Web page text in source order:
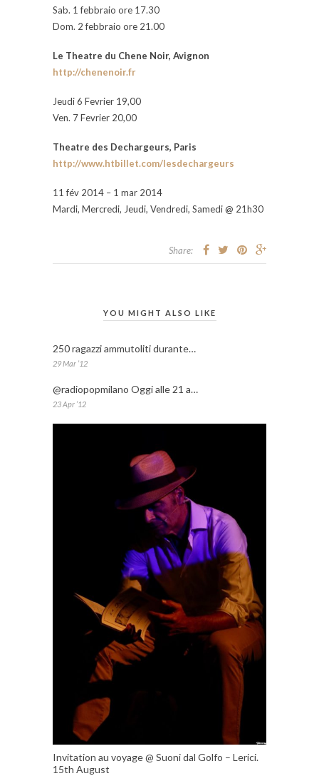
Sab. 1 febbraio ore 17.30
Dom. 2 febbraio ore 21.00
Le Theatre du Chene Noir, Avignon
http://chenenoir.fr
Jeudi 6 Fevrier 19,00
Ven. 7 Fevrier 20,00
Theatre des Dechargeurs, Paris
http://www.htbillet.com/lesdechargeurs
11 fév 2014 – 1 mar 2014
Mardi, Mercredi, Jeudi, Vendredi, Samedi @ 21h30
Share:
YOU MIGHT ALSO LIKE
250 ragazzi ammutoliti durante…
29 Mar ’12
@radiopopmilano Oggi alle 21 a…
23 Apr ’12
Invitation au voyage @ Suoni dal Golfo – Lerici.
15th August